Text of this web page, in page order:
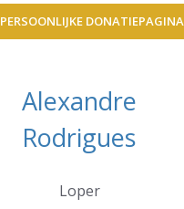
PERSOONLIJKE DONATIEPAGINA
Alexandre
Rodrigues
Loper